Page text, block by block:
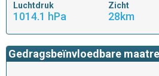
Luchtdruk
1014.1 hPa
Zicht
28km
Gedragsbeïnvloedbare